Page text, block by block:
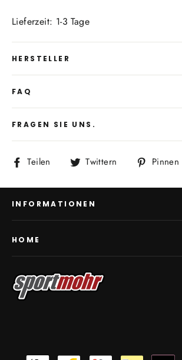
Lieferzeit: 1-3 Tage
HERSTELLER
FAQ
FRAGEN SIE UNS.
Teilen
Auf
Twittern
Auf
Pinnen
INFORMATIONEN
HOME